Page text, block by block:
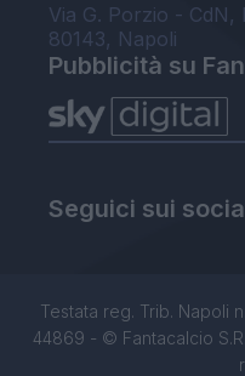
Via G. Porzio - CdN,
80143, Napoli
Pubblicità su
Seguici sui
Testata reg. Trib. Napoli
44869 - © Fantacalcio